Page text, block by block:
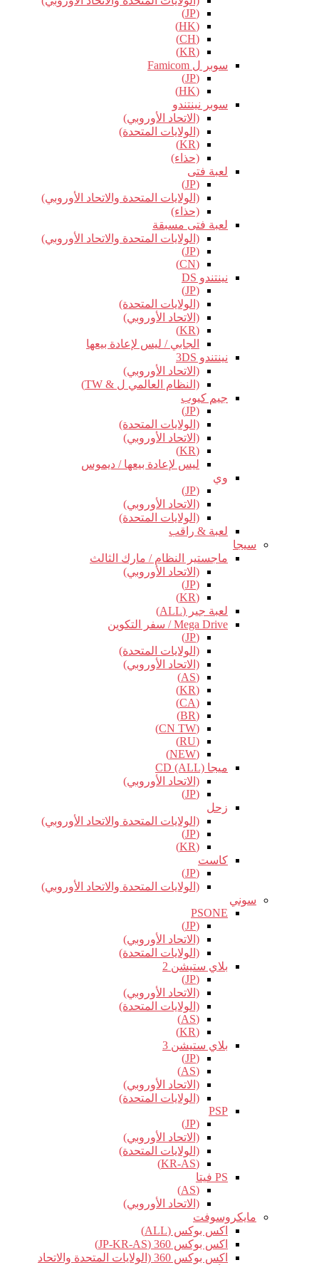
(JP)
(HK)
(CH)
(KR)
سوبر ل Famicom
(JP)
(HK)
سوبر نينتندو
(الاتحاد الأوروبي)
(الولايات المتحدة)
(KR)
(حذاء)
لعبة فتى
(JP)
(الولايات المتحدة والاتحاد الأوروبي)
(حذاء)
لعبة فتى مسبقة
(الولايات المتحدة والاتحاد الأوروبي)
(JP)
(CN)
نينتندو DS
(JP)
(الولايات المتحدة)
(الاتحاد الأوروبي)
(KR)
الجابي / ليس لإعادة بيعها
نينتندو 3DS
(الاتحاد الأوروبي)
(النظام العالمي ل & TW)
جيم كيوب
(JP)
(الولايات المتحدة)
(الاتحاد الأوروبي)
(KR)
ليس لإعادة بيعها / ديموس
وي
(JP)
(الاتحاد الأوروبي)
(الولايات المتحدة)
لعبة & راقب
سيجا
ماجستير النظام / مارك الثالث
(الاتحاد الأوروبي)
(JP)
(KR)
لعبة جير (ALL)
Mega Drive / سفر التكوين
(JP)
(الولايات المتحدة)
(الاتحاد الأوروبي)
(AS)
(KR)
(CA)
(BR)
(CN TW)
(RU)
(NEW)
ميجا CD (ALL)
(الاتحاد الأوروبي)
(JP)
زحل
(الولايات المتحدة والاتحاد الأوروبي)
(JP)
(KR)
كاست
(JP)
(الولايات المتحدة والاتحاد الأوروبي)
سوني
PSONE
(JP)
(الاتحاد الأوروبي)
(الولايات المتحدة)
بلاي ستيشن 2
(JP)
(الاتحاد الأوروبي)
(الولايات المتحدة)
(AS)
(KR)
بلاي ستيشن 3
(JP)
(AS)
(الاتحاد الأوروبي)
(الولايات المتحدة)
PSP
(JP)
(الاتحاد الأوروبي)
(الولايات المتحدة)
(KR-AS)
PS فيتا
(AS)
(الاتحاد الأوروبي)
مايكروسوفت
اكس بوكس (ALL)
اكس بوكس 360 (JP-KR-AS)
اكس بوكس 360 (الولايات المتحدة والاتحاد